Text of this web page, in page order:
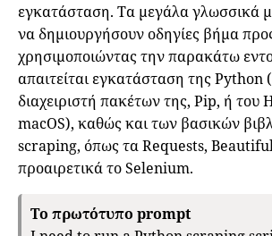
εγκατάσταση. Τα μεγάλα γλωσσικά
να δημιουργήσουν οδηγίες βήμα
χρησιμοποιώντας την παρακάτω
απαιτείται εγκατάσταση της Python
διαχειριστή πακέτων της, Pip, ή
macOS), καθώς και των βασικών
scraping, όπως τα Requests,
προαιρετικά το Selenium.
To πρωτότυπο prompt